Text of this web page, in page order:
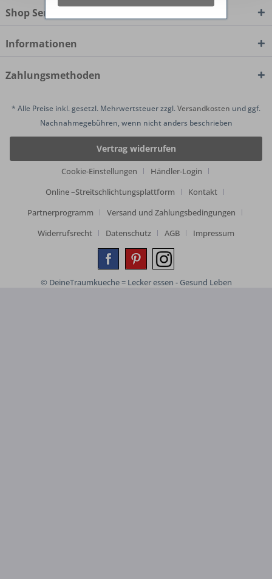
Shop Service
Informationen
Zahlungsmethoden
* Alle Preise inkl. gesetzl. Mehrwertsteuer zzgl.Versandkosten und ggf.
Nachnahmegebühren, wenn nicht anders beschrieben
Vertrag widerrufen
Cookie-Einstellungen
Händler-Login
Online –Streitschlichtungsplattform
Kontakt
Partnerprogramm
Versand und Zahlungsbedingungen
Widerrufsrecht
Datenschutz AGB Impressum
© DeineTraumkueche = Lecker essen - Gesund Leben